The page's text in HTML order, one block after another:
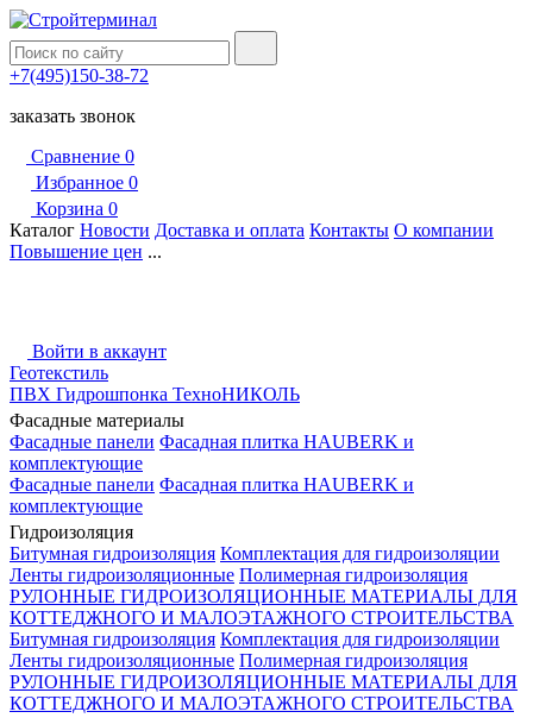
+7(495)150-38-72
заказать звонок
Сравнение 0
Избранное 0
Корзина 0
Каталог Новости Доставка и оплата Контакты О компании
Повышение цен ...
Войти в аккаунт
Геотекстиль
ПВХ Гидрошпонка ТехноНИКОЛЬ
Фасадные материалы
Фасадные панели Фасадная плитка HAUBERK и
комплектующие
Фасадные панели Фасадная плитка HAUBERK и
комплектующие
Гидроизоляция
Битумная гидроизоляция Комплектация для гидроизоляции
Ленты гидроизоляционные Полимерная гидроизоляция
РУЛОННЫЕ ГИДРОИЗОЛЯЦИОННЫЕ МАТЕРИАЛЫ ДЛЯ
КОТТЕДЖНОГО И МАЛОЭТАЖНОГО СТРОИТЕЛЬСТВА
Битумная гидроизоляция Комплектация для гидроизоляции
Ленты гидроизоляционные Полимерная гидроизоляция
РУЛОННЫЕ ГИДРОИЗОЛЯЦИОННЫЕ МАТЕРИАЛЫ ДЛЯ
КОТТЕДЖНОГО И МАЛОЭТАЖНОГО СТРОИТЕЛЬСТВА